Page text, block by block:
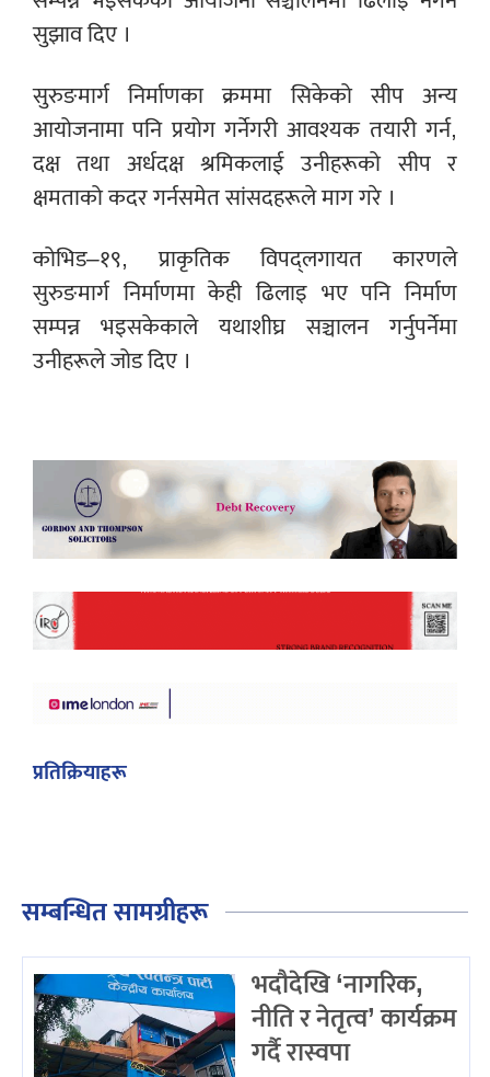
सुझाव दिए ।
सुरुङमार्ग निर्माणका क्रममा सिकेको सीप अन्य
आयोजनामा पनि प्रयोग गर्नेगरी आवश्यक तयारी गर्न,
दक्ष तथा अर्धदक्ष श्रमिकलाई उनीहरूको सीप र
क्षमताको कदर गर्नसमेत सांसदहरूले माग गरे ।
कोभिड–१९, प्राकृतिक विपद्लगायत कारणले
सुरुङमार्ग निर्माणमा केही ढिलाइ भए पनि निर्माण
सम्पन्न भइसकेकाले यथाशीघ्र सञ्चालन गर्नुपर्नेमा
उनीहरूले जोड दिए ।
प्रतिक्रियाहरू
सम्बन्धित सामग्रीहरू
भदौदेखि ‘नागरिक,
नीति र नेतृत्व’ कार्यक्रम
गर्दै रास्वपा